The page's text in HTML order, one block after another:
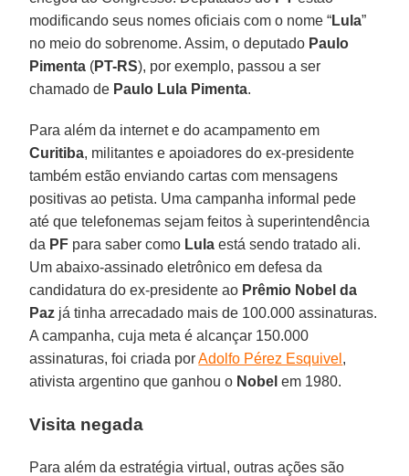
modificando seus nomes oficiais com o nome “Lula”
no meio do sobrenome. Assim, o deputado Paulo
Pimenta (PT-RS), por exemplo, passou a ser
chamado de Paulo Lula Pimenta.
Para além da internet e do acampamento em
Curitiba, militantes e apoiadores do ex-presidente
também estão enviando cartas com mensagens
positivas ao petista. Uma campanha informal pede
até que telefonemas sejam feitos à superintendência
da PF para saber como Lula está sendo tratado ali.
Um abaixo-assinado eletrônico em defesa da
candidatura do ex-presidente ao Prêmio Nobel da
Paz já tinha arrecadado mais de 100.000 assinaturas.
A campanha, cuja meta é alcançar 150.000
assinaturas, foi criada porAdolfo Pérez Esquivel ,
ativista argentino que ganhou o Nobel em 1980.
Visita negada
Para além da estratégia virtual, outras ações são